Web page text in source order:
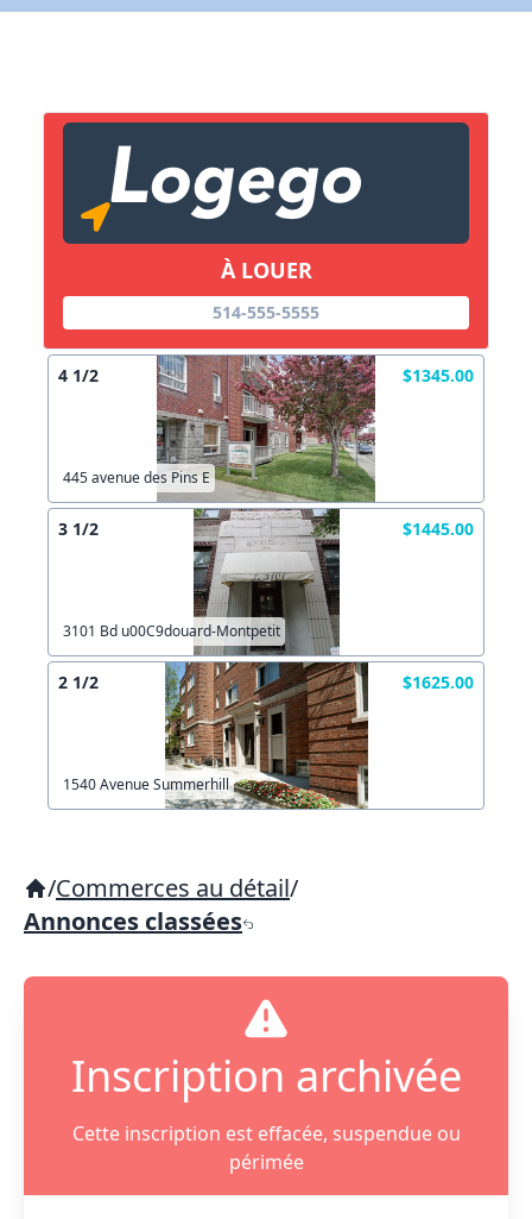
À LOUER
514-555-5555
4 1/2 $1345.00
445 avenue des Pins E
3 1/2 $1445.00
3101 Bd u00C9douard-Montpetit
2 1/2 $1625.00
1540 Avenue Summerhill
/Commerces au détail/
Annonces classées
Inscription archivée
Cette inscription est effacée, suspendue ou
périmée
X Fermer Envoyez
Copier lien
X Fermer